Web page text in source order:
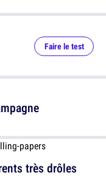
très drôles
Faire le test